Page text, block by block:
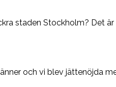
staden Stockholm? Det
och vi blev jättenöjda